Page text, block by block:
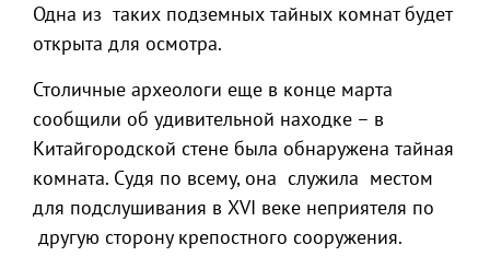
Одна из таких подземных тайных комнат будет
открыта для осмотра.
Столичные археологи еще в конце марта
сообщили об удивительной находке – в
Китайгородской стене была обнаружена тайная
комната. Судя по всему, она служила местом
для подслушивания в XVI веке неприятеля по
другую сторону крепостного сооружения.